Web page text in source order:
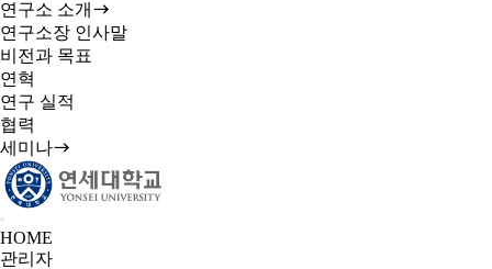
연구소 소개
연구소장 인사말
비전과 목표
연혁
연구 실적
협력
세미나
HOME
관리자